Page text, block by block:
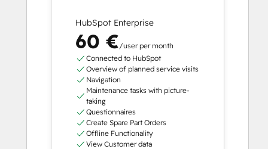
HubSpot Enterprise
60 €/user per month
Connected to HubSpot
Overview of planned service visits
Navigation
Maintenance tasks with picture-
taking
Questionnaires
Create Spare Part Orders
Offline Functionality
View Customer data